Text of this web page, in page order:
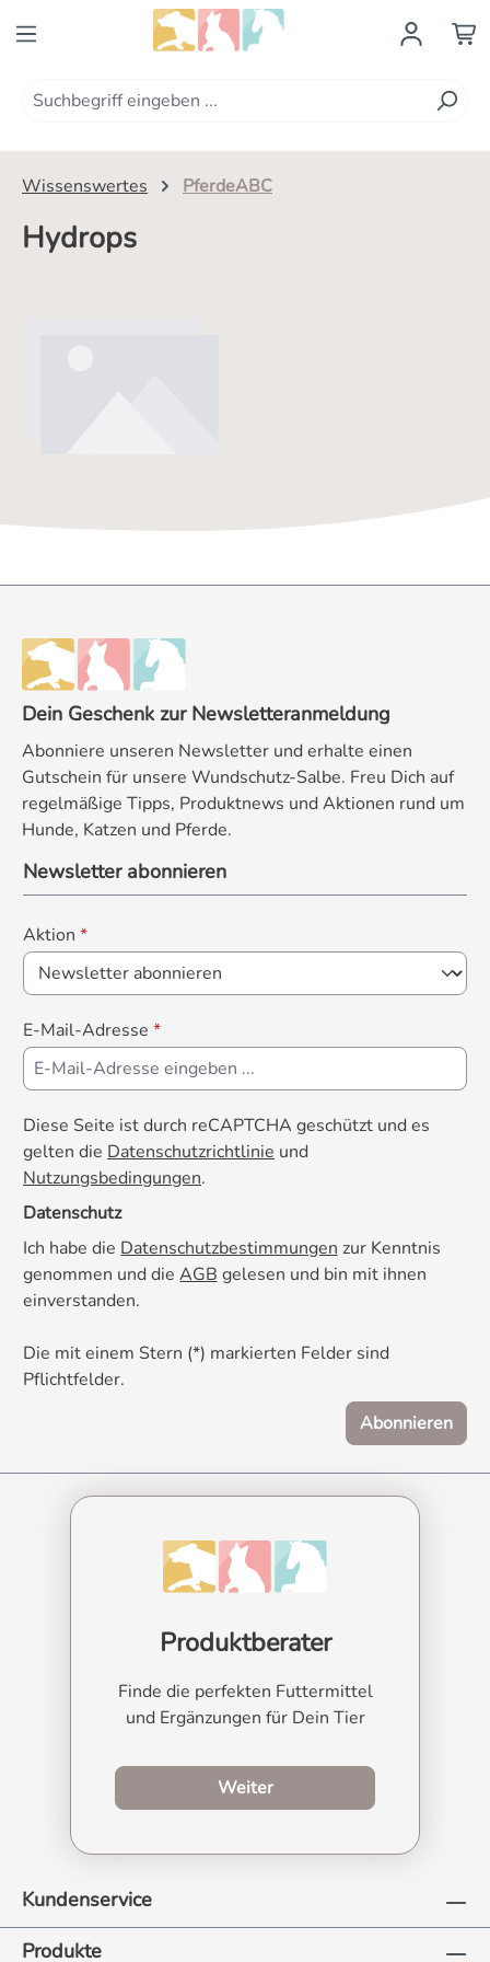
Zum Hauptinhalt springen
Wissenswertes PferdeABC
Hydrops
Dein Geschenk zur Newsletteranmeldung
Abonniere unseren Newsletter und erhalte einen
Gutschein für unsere Wundschutz-Salbe. Freu Dich auf
regelmäßige Tipps, Produktnews und Aktionen rund um
Hunde, Katzen und Pferde.
Newsletter abonnieren
Aktion *
E-Mail-Adresse *
Diese Seite ist durch reCAPTCHA geschützt und es
gelten die Datenschutzrichtlinie und
Nutzungsbedingungen.
Datenschutz
Ich habe die Datenschutzbestimmungen zur Kenntnis
genommen und die AGB gelesen und bin mit ihnen
einverstanden.
Die mit einem Stern (*) markierten Felder sind
Pflichtfelder.
Abonnieren
Produktberater
Finde die perfekten Futtermittel
und Ergänzungen für Dein Tier
Weiterzum Produktberater
Kundenservice
Produkte